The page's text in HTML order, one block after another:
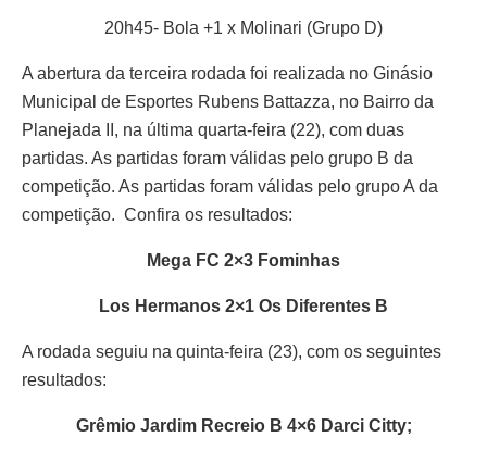
20h45- Bola +1 x Molinari (Grupo D)
A abertura da terceira rodada foi realizada no Ginásio
Municipal de Esportes Rubens Battazza, no Bairro da
Planejada II, na última quarta-feira (22), com duas
partidas. As partidas foram válidas pelo grupo B da
competição. As partidas foram válidas pelo grupo A da
competição. Confira os resultados:
Mega FC 2×3 Fominhas
Los Hermanos 2×1 Os Diferentes B
A rodada seguiu na quinta-feira (23), com os seguintes
resultados:
Grêmio Jardim Recreio B 4×6 Darci Citty;